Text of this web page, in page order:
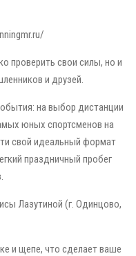
проверить свои силы, но и
и друзей.
на выбор дистанции
юных спортсменов на
свой идеальный формат
праздничный пробег
Лазутиной (г. Одинцово,
и щепе, что сделает ваше